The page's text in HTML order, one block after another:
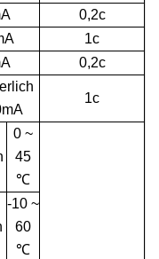
0,2c
1c
0,2c
1c
0 ~
45
℃
-10 ~
60
℃